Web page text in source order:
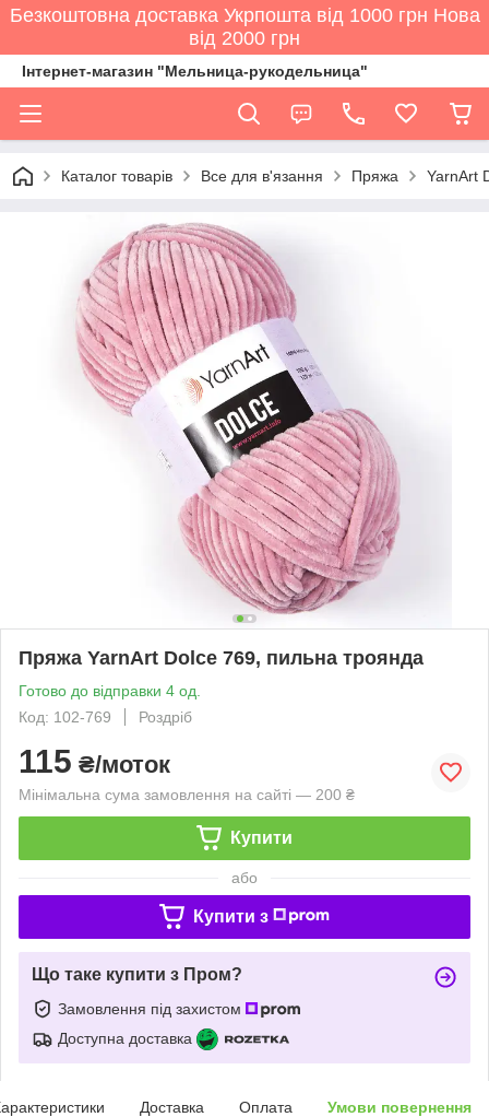
Безкоштовна доставка Укрпошта від 1000 грн Нова
від 2000 грн
Інтернет-магазин "Мельница-рукодельница"
Каталог товарів Все для в'язання Пряжа YarnArt
Пряжа YarnArt Dolce 769, пильна троянда
Готово до відправки 4 од.
Код: 102-769
Роздріб
115 ₴/моток
Мінімальна сума замовлення на сайті — 200 ₴
Купити
або
Купити з
Що таке купити з Пром?
Замовлення під захистом
Доступна доставка
Доставка Оплата Умови повернення